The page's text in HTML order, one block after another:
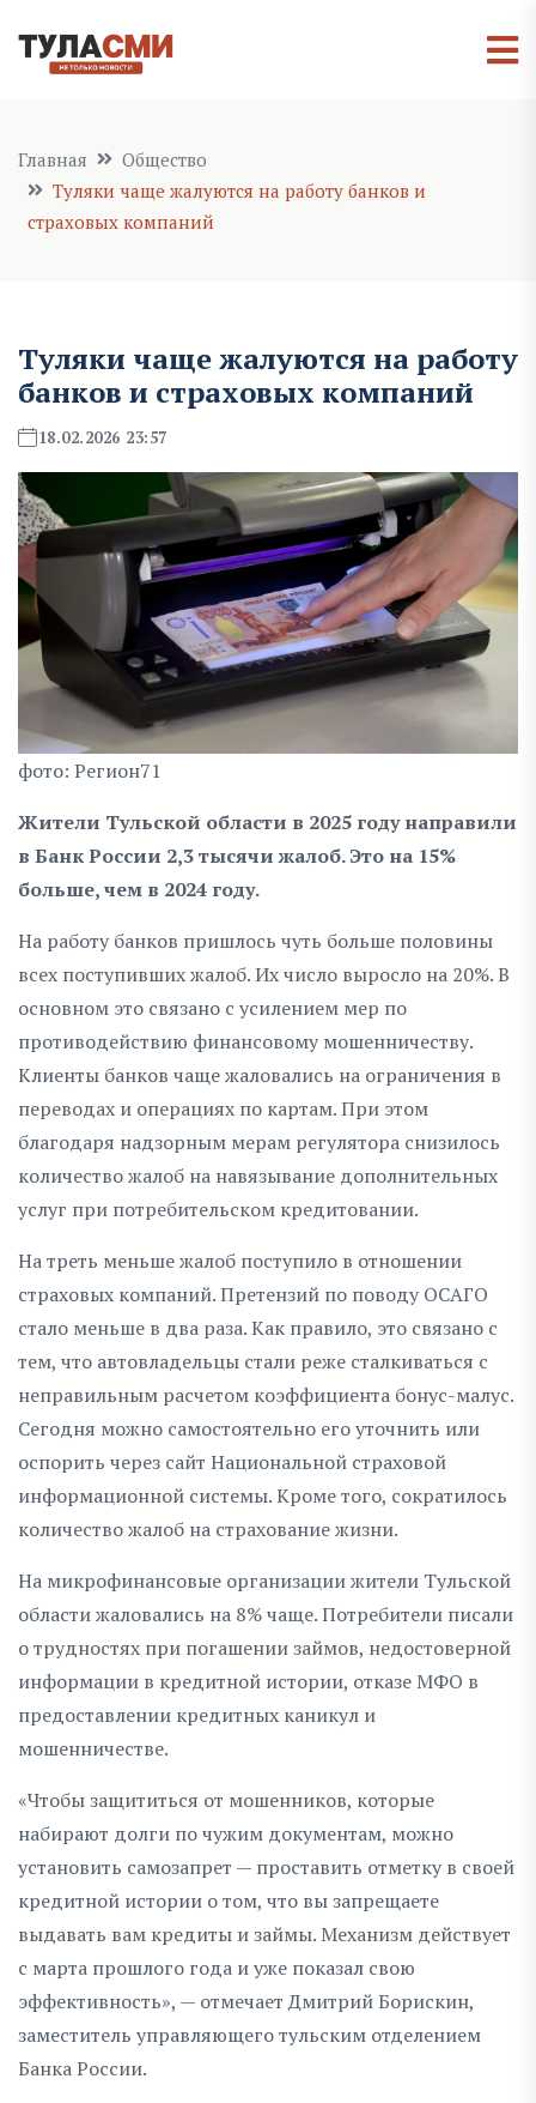
Главная
Общество
Туляки чаще жалуются на работу банков и
страховых компаний
Туляки чаще жалуются на работу
банков и страховых компаний
18.02.2026 23:57
фото: Регион71
Жители Тульской области в 2025 году направили
в Банк России 2,3 тысячи жалоб. Это на 15%
больше, чем в 2024 году.
На работу банков пришлось чуть больше половины
всех поступивших жалоб. Их число выросло на 20%. В
основном это связано с усилением мер по
противодействию финансовому мошенничеству.
Клиенты банков чаще жаловались на ограничения в
переводах и операциях по картам. При этом
благодаря надзорным мерам регулятора снизилось
количество жалоб на навязывание дополнительных
услуг при потребительском кредитовании.
На треть меньше жалоб поступило в отношении
страховых компаний. Претензий по поводу ОСАГО
стало меньше в два раза. Как правило, это связано с
тем, что автовладельцы стали реже сталкиваться с
неправильным расчетом коэффициента бонус-малус.
Сегодня можно самостоятельно его уточнить или
оспорить через сайт Национальной страховой
информационной системы. Кроме того, сократилось
количество жалоб на страхование жизни.
На микрофинансовые организации жители Тульской
области жаловались на 8% чаще. Потребители писали
о трудностях при погашении займов, недостоверной
информации в кредитной истории, отказе МФО в
предоставлении кредитных каникул и
мошенничестве.
«Чтобы защититься от мошенников, которые
набирают долги по чужим документам, можно
установить самозапрет — проставить отметку в своей
кредитной истории о том, что вы запрещаете
выдавать вам кредиты и займы. Механизм действует
с марта прошлого года и уже показал свою
эффективность», — отмечает Дмитрий Борискин,
заместитель управляющего тульским отделением
Банка России.